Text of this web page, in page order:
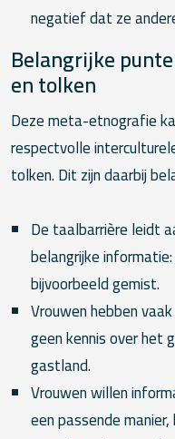
negatief dat ze
Belangrijke
en tolken
Deze meta-etnografie
respectvolle
tolken. Dit zijn daarbij
De taalbarrière leidt
belangrijke
bijvoorbeeld gemist.
Vrouwen hebben
geen kennis over het
gastland.
Vrouwen willen
een passende